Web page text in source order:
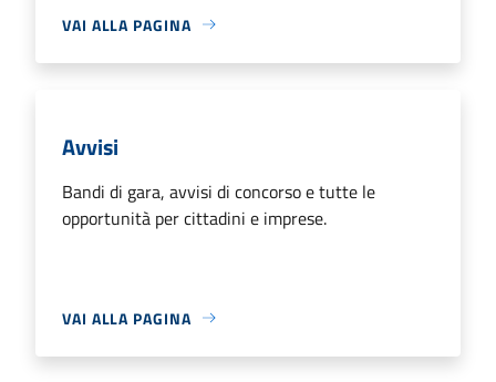
VAI ALLA PAGINA
Avvisi
Bandi di gara, avvisi di concorso e tutte le
opportunità per cittadini e imprese.
VAI ALLA PAGINA